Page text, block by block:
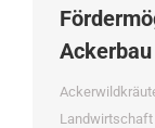
Landwirtschaft